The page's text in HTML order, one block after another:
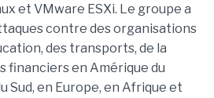
et VMware ESXi. Le groupe a
contre des organisations
des transports, de la
financiers en Amérique du
Sud, en Europe, en Afrique et